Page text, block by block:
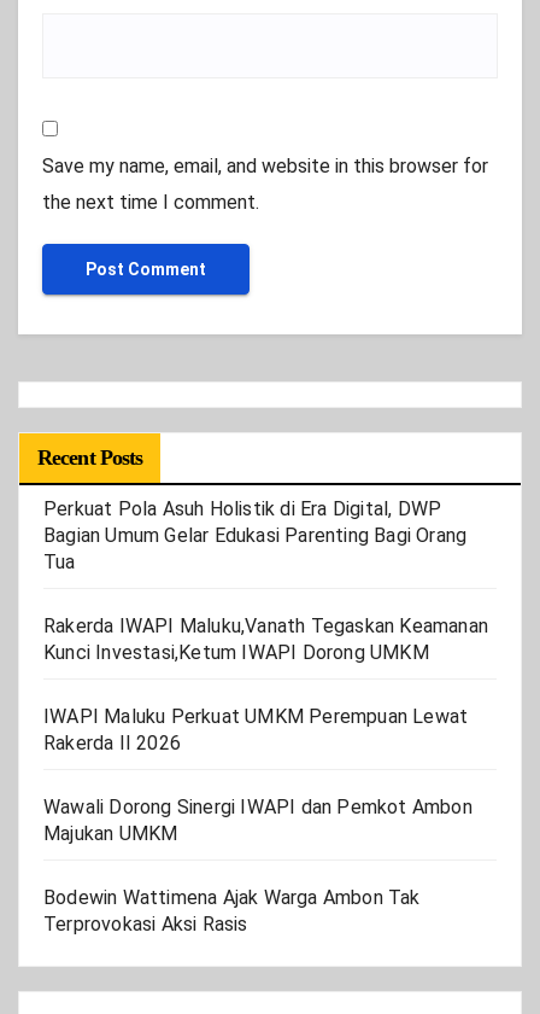
Save my name, email, and website in this browser for
the next time I comment.
Recent Posts
Perkuat Pola Asuh Holistik di Era Digital, DWP
Bagian Umum Gelar Edukasi Parenting Bagi Orang
Tua
Rakerda IWAPI Maluku,Vanath Tegaskan Keamanan
Kunci Investasi,Ketum IWAPI Dorong UMKM
IWAPI Maluku Perkuat UMKM Perempuan Lewat
Rakerda II 2026
Wawali Dorong Sinergi IWAPI dan Pemkot Ambon
Majukan UMKM
Bodewin Wattimena Ajak Warga Ambon Tak
Terprovokasi Aksi Rasis